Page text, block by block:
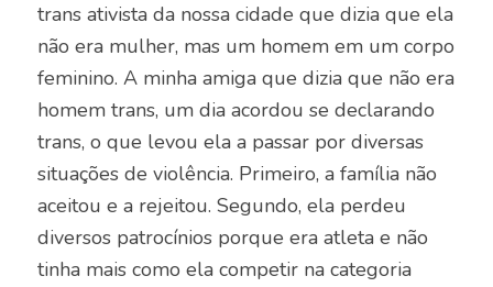
trans ativista da nossa cidade que dizia que ela
não era mulher, mas um homem em um corpo
feminino. A minha amiga que dizia que não era
homem trans, um dia acordou se declarando
trans, o que levou ela a passar por diversas
situações de violência. Primeiro, a família não
aceitou e a rejeitou. Segundo, ela perdeu
diversos patrocínios porque era atleta e não
tinha mais como ela competir na categoria